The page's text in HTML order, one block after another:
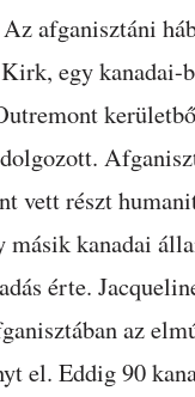
Az afganisztáni
egy
vett részt
kanadai
érte.
az
el. Eddig 90